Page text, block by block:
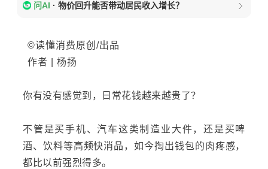
问AI · 物价回升能否带动居民收入增长？
©读懂消费原创/出品
作者 | 杨扬
你有没有感觉到，日常花钱越来越贵了？
不管是买手机、汽车这类制造业大件，还是买啤
酒、饮料等高频快消品，如今掏出钱包的肉疼感，
都比以前强烈得多。